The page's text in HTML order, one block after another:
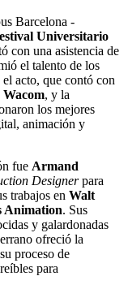
Barcelona -
Universitario
con una asistencia de
el talento de los
acto, que contó con
, y la
los mejores
animación y
fue Armand
Designer para
trabajos en Walt
Animation. Sus
y galardonadas
ofreció la
proceso de
para